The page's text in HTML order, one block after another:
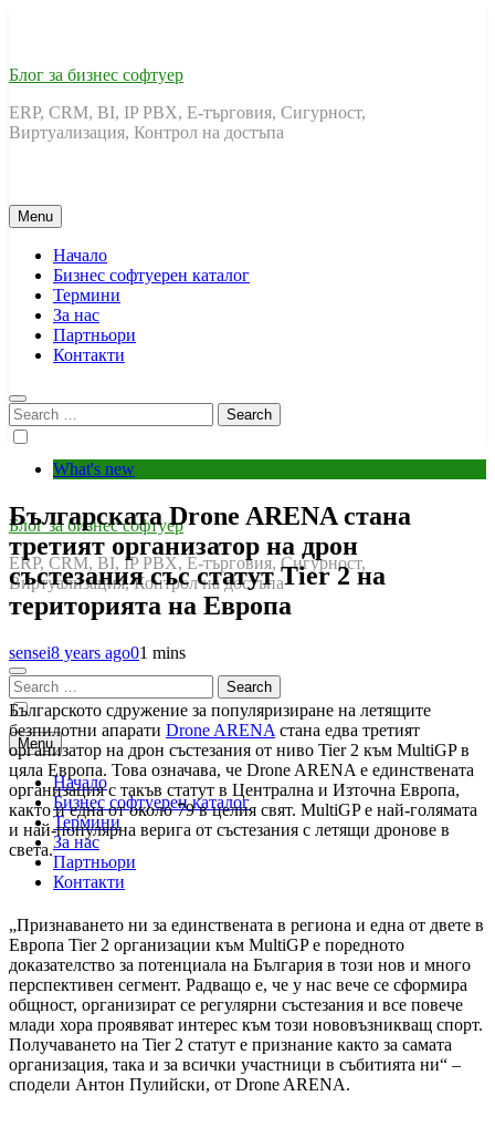
Блог за бизнес софтуер
ERP, CRM, BI, IP PBX, Е-търговия, Сигурност,
Виртуализация, Контрол на достъпа
Menu
Начало
Бизнес софтуерен каталог
Термини
За нас
Партньори
Контакти
Search
for:
Блог за бизнес софтуер
ERP, CRM, BI, IP PBX, Е-търговия, Сигурност,
Виртуализация, Контрол на достъпа
Search
for:
Menu
Начало
Бизнес софтуерен каталог
Термини
За нас
Партньори
Контакти
What's new
Българската Drone ARENA стана
третият организатор на дрон
състезания със статут Tier 2 на
територията на Европа
sensei8 years ago01 mins
Българското сдружение за популяризиране на летящите
безпилотни апарати Drone ARENA стана едва третият
организатор на дрон състезания от ниво Tier 2 към MultiGP в
цяла Европа. Това означава, че Drone ARENA е единствената
организация с такъв статут в Централна и Източна Европа,
както и една от около 79 в целия свят. MultiGP е най-голямата
и най-популярна верига от състезания с летящи дронове в
света.
„Признаването ни за единствената в региона и една от двете в
Европа Tier 2 организации към MultiGP е поредното
доказателство за потенциала на България в този нов и много
перспективен сегмент. Радващо е, че у нас вече се сформира
общност, организират се регулярни състезания и все повече
млади хора проявяват интерес към този нововъзникващ спорт.
Получаването на Tier 2 статут е признание както за самата
организация, така и за всички участници в събитията ни“ –
сподели Антон Пулийски, от Drone ARENA.